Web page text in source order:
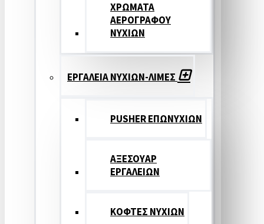
ΧΡΩΜΑΤΑ
ΑΕΡΟΓΡΑΦΟΥ
ΝΥΧΙΩΝ
ΕΡΓΑΛΕΙΑ ΝΥΧΙΩΝ-ΛΙΜΕΣ
PUSHER ΕΠΩΝΥΧΙΩΝ
ΑΞΕΣΟΥΑΡ
ΕΡΓΑΛΕΙΩΝ
ΚΟΦΤΕΣ ΝΥΧΙΩΝ